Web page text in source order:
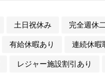
土日祝休み 完全週休
有給休暇あり 連続休暇
レジャー施設割引あり